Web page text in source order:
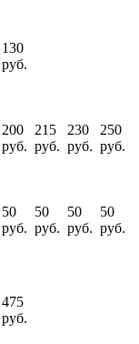
130
руб.
200
руб.
215
руб.
230
руб.
250
руб.
50
руб.
50
руб.
50
руб.
50
руб.
475
руб.